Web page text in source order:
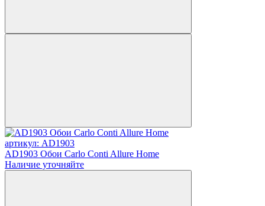
артикул: AD1903
AD1903 Обои Carlo Conti Allure Home
Наличие уточняйте